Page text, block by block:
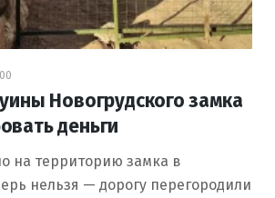
Новогрудского замка
деньги
на территорию замка в
нельзя — дорогу перегородили